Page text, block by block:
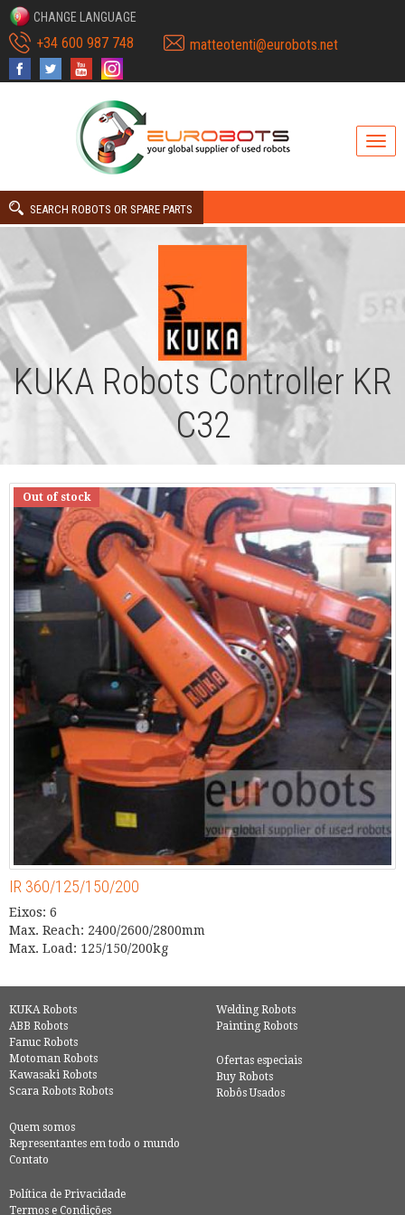
CHANGE LANGUAGE
+34 600 987 748 matteotenti@eurobots.net
SEARCH ROBOTS OR SPARE PARTS
KUKA Robots Controller KR
C32
Out of stock
IR 360/125/150/200
Eixos: 6
Max. Reach: 2400/2600/2800mm
Max. Load: 125/150/200kg
KUKA Robots
ABB Robots
Fanuc Robots
Motoman Robots
Kawasaki Robots
Scara Robots Robots
Welding Robots
Painting Robots
Ofertas especiais
Buy Robots
Robôs Usados
Quem somos
Representantes em todo o mundo
Contato
Política de Privacidade
Termos e Condições